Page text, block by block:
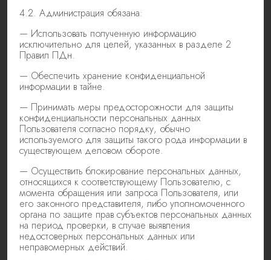
4.2. Администрация обязана:
— Использовать полученную информацию
исключительно для целей, указанных в разделе 2
Правил ПДн.
— Обеспечить хранение конфиденциальной
информации в тайне.
— Принимать меры предосторожности для защиты
конфиденциальности персональных данных
Пользователя согласно порядку, обычно
используемого для защиты такого рода информации в
существующем деловом обороте.
— Осуществить блокирование персональных данных,
относящихся к соответствующему Пользователю, с
момента обращения или запроса Пользователя, или
его законного представителя, либо уполномоченного
органа по защите прав субъектов персональных данных
на период проверки, в случае выявления
недостоверных персональных данных или
неправомерных действий.